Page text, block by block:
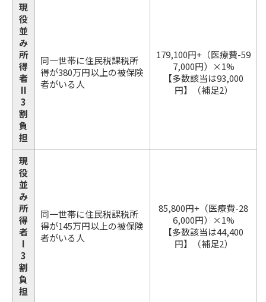
現
役
並
み
所
得
者
II
3
割
負
担
同一世帯に住民税課税所
得が380万円以上の被保険
者がいる人
179,100円+（医療費-59
7,000円）×1%
【多数該当は93,000
円】（補足2）
現
役
並
み
所
得
者
I
3
割
負
担
同一世帯に住民税課税所
得が145万円以上の被保険
者がいる人
85,800円+（医療費-28
6,000円）×1%
【多数該当は44,400
円】（補足2）